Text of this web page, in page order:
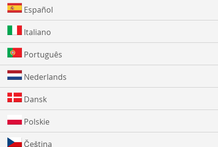
Español
Italiano
Português
Nederlands
Dansk
Polskie
Čeština